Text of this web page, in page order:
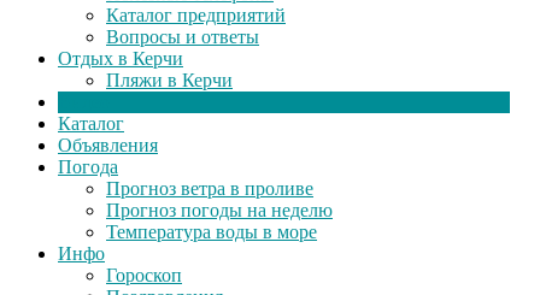
Каталог предприятий
Вопросы и ответы
Отдых в Керчи
Пляжи в Керчи
Каталог
Объявления
Погода
Прогноз ветра в проливе
Прогноз погоды на неделю
Температура воды в море
Инфо
Гороскоп